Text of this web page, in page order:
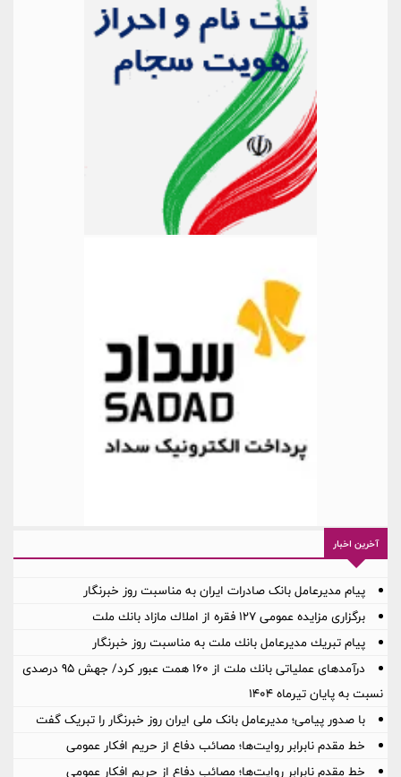
آخرین اخبار
پیام مدیرعامل بانک صادرات ایران به مناسبت روز خبرنگار
برگزاری مزایده عمومی 127 فقره از املاك مازاد بانك ملت
پیام تبریك مدیرعامل بانك ملت به مناسبت روز خبرنگار
درآمدهای عملیاتی بانك ملت از 160 همت عبور كرد/ جهش 95 درصدی
نسبت به پایان تیرماه 1404
با صدور پیامی؛ مدیرعامل بانک ملی ایران روز خبرنگار را تبریک گفت
خط مقدم نابرابر روایت‌ها؛ مصائب دفاع از حریم افکار عمومی
خط مقدم نابرابر روایت‌ها؛ مصائب دفاع از حریم افکار عمومی